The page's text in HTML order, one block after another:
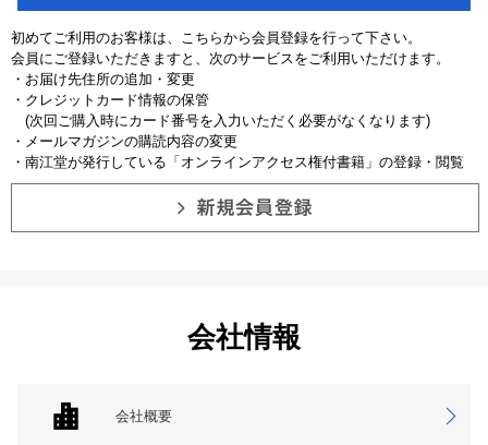
初めてご利用のお客様は、こちらから会員登録を行って下さい。
会員にご登録いただきますと、次のサービスをご利用いただけます。
・お届け先住所の追加・変更
・クレジットカード情報の保管
(次回ご購入時にカード番号を入力いただく必要がなくなります)
・メールマガジンの購読内容の変更
・南江堂が発行している「オンラインアクセス権付書籍」の登録・閲覧
会社情報
会社概要